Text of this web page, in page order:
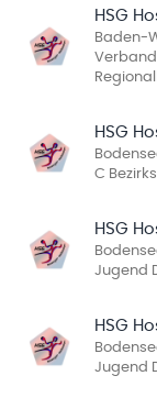
HSG
Baden-
HSG
C
HSG
Jugend
HSG
Jugend